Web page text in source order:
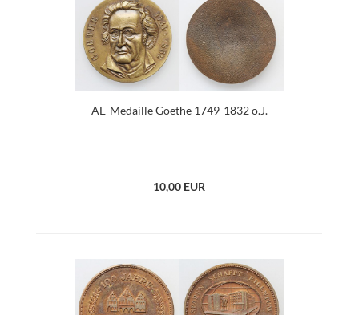
AE-Medaille Goethe 1749-1832 o.J.
10,00 EUR